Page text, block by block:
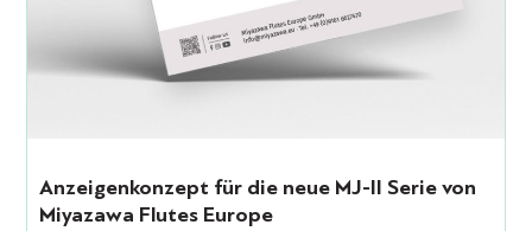
Anzeigenkonzept für die neue MJ-II Serie von
Miyazawa Flutes Europe